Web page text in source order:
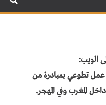
الويب:
عمل تطوعي بمبادرة من
المغرب وفي المهجر.